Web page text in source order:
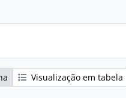
Visualização em tabela